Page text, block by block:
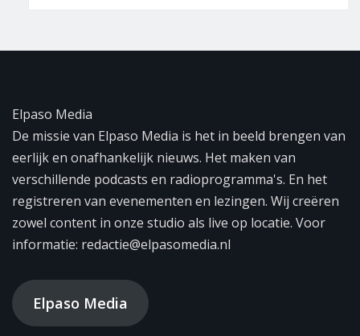
Elpaso Media
De missie van Elpaso Media is het in beeld brengen van
eerlijk en onafhankelijk nieuws. Het maken van
verschillende podcasts en radioprogramma's. En het
registreren van evenementen en lezingen. Wij creëren
zowel content in onze studio als live op locatie. Voor
informatie: redactie@elpasomedia.nl
Elpaso Media